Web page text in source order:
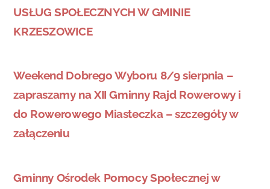
USŁUG SPOŁECZNYCH W GMINIE
KRZESZOWICE
Weekend Dobrego Wyboru 8/9 sierpnia –
zapraszamy na XII Gminny Rajd Rowerowy i
do Rowerowego Miasteczka – szczegóły w
załączeniu
Gminny Ośrodek Pomocy Społecznej w